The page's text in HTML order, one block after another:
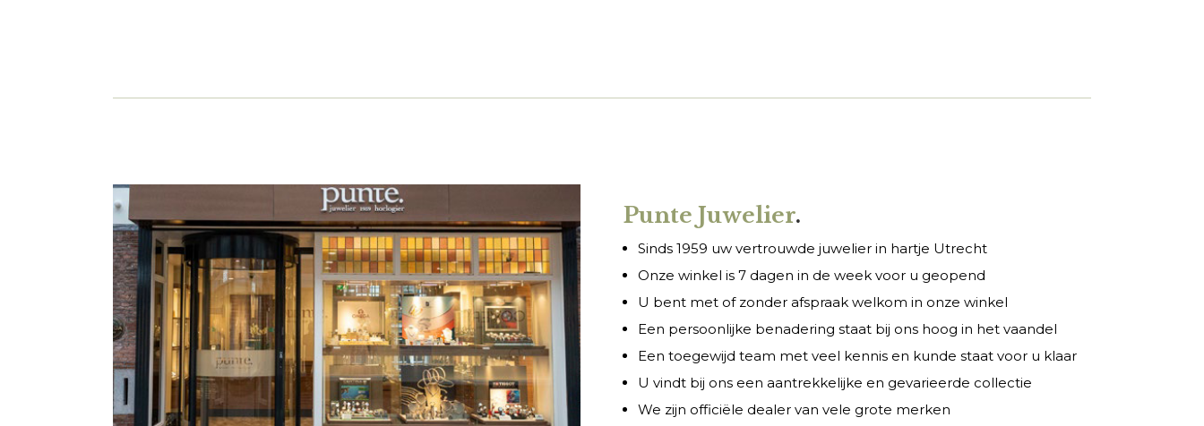
Punte Juwelier.
Sinds 1959 uw vertrouwde juwelier in hartje Utrecht
Onze winkel is 7 dagen in de week voor u geopend
U bent met of zonder afspraak welkom in onze winkel
Een persoonlijke benadering staat bij ons hoog in het vaandel
Een toegewijd team met veel kennis en kunde staat voor u klaar
U vindt bij ons een aantrekkelijke en gevarieerde collectie
We zijn officiële dealer van vele grote merken